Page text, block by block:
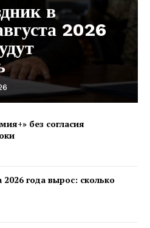
в
2026
без согласия
2026 года вырос: сколько